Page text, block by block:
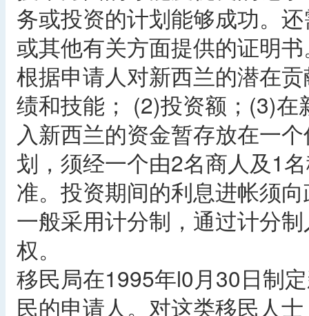
务或投资的计划能够成功。
或其他有关方面提供的证明
根据申请人对新西兰的潜在
绩和技能； (2)投资额；(3)
入新西兰的资金暂存放在一
划，须经一个由2名商人及1
准。投资期间的利息进帐须
一般采用计分制，通过计分
权。
移民局在1995年l0月30日制
民的申请人。对这类移民人